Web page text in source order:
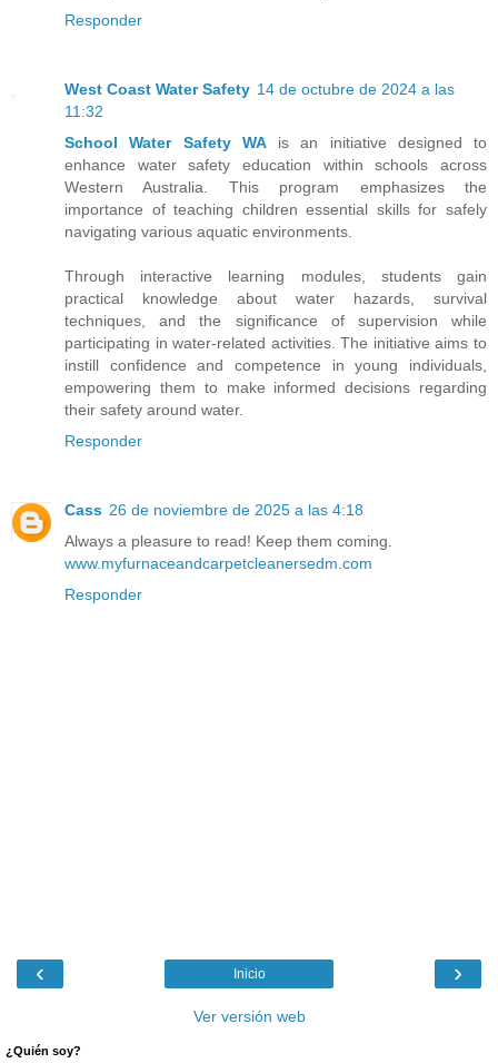
Responder
West Coast Water Safety 14 de octubre de 2024 a las
11:32
School Water Safety WAis an initiative designed to
enhance water safety education within schools across
Western Australia. This program emphasizes the
importance of teaching children essential skills for safely
navigating various aquatic environments.
Through interactive learning modules, students gain
practical knowledge about water hazards, survival
techniques, and the significance of supervision while
participating in water-related activities. The initiative aims to
instill confidence and competence in young individuals,
empowering them to make informed decisions regarding
their safety around water.
Responder
Cass 26 de noviembre de 2025 a las 4:18
Always a pleasure to read! Keep them coming.
www.myfurnaceandcarpetcleanersedm.com
Responder
‹ ›
Inicio
Ver versión web
¿Quién soy?